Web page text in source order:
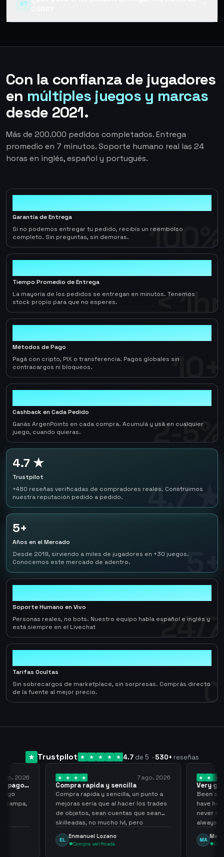
07
OSRS?
Con la confianza de jugadores
en múltiples juegos y marcas
desde 2021.
Más de 200.000 pedidos completados. Entrega
promedio en 7 minutos. Soporte humano real las 24
horas en inglés, español y portugués.
100%
Garantía de Entrega
Si no podemos entregar tu pedido, recibís un reembolso
completo. Sin preguntas, sin demoras.
< 1hr
Tiempo Promedio de Entrega
La mayoría de los pedidos se entregan en minutos. Tenemos
stock propio para que no esperes.
10+
Métodos de Pago
Pagá con cripto, PIX o transferencia. Pagos globales sin
contracargos ni bloqueos.
2-5%
Cashback en Cada Pedido
Ganás ArgenPoints en cada compra. Acumulá y usá en cualquier
juego, cuando quieras.
4.7 ★
4.7 ★
Trustpilot
+480 reseñas verificadas de compradores reales. Construimos
nuestra reputación pedido a pedido.
5+
5+
Años en el Mercado
Desde 2019, sirviendo a miles de jugadores en +30 juegos.
Conocemos este mercado de adentro.
24/7
Soporte Humano en Vivo
Personas reales, no bots. Nuestro equipo habla español e inglés y
está siempre en el Livechat
0
Tarifas Ocultas
Sin sobrecargos de marketplace, sin sorpresas. Comprás directo
de la fuente al mejor precio.
Trustpilot 4.7 de 5 · 530+ reseñas
2026
pago…
trampa,
7 ago. 2026
Compra rapida y sencilla
Compra rapida y sencilla, un punto a
mejoras seria que al hacer los trades
de objetos, sean cuentas que sean
skilleadas, no mucho lvl, pero
tampoco una lvl 3, ya que puede
comprometer mi cuenta
EL
Enmanuel Lozano
Compra verificada
Very
Been
have
never
always
MA